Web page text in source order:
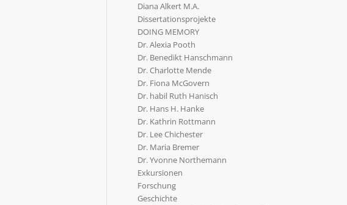
Diana Alkert M.A.
Dissertationsprojekte
DOING MEMORY
Dr. Alexia Pooth
Dr. Benedikt Hanschmann
Dr. Charlotte Mende
Dr. Fiona McGovern
Dr. habil Ruth Hanisch
Dr. Hans H. Hanke
Dr. Kathrin Rottmann
Dr. Lee Chichester
Dr. Maria Bremer
Dr. Yvonne Northemann
Exkursionen
Forschung
Geschichte